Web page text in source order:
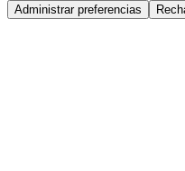
Administrar preferencias